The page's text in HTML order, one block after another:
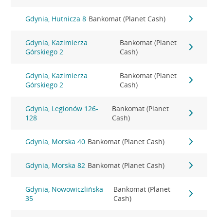
Gdynia, Hutnicza 8 Bankomat (Planet Cash)
Gdynia, Kazimierza
Górskiego 2
Bankomat (Planet
Cash)
Gdynia, Kazimierza
Górskiego 2
Bankomat (Planet
Cash)
Gdynia, Legionów 126-
128
Bankomat (Planet
Cash)
Gdynia, Morska 40 Bankomat (Planet Cash)
Gdynia, Morska 82 Bankomat (Planet Cash)
Gdynia, Nowowiczlińska
35
Bankomat (Planet
Cash)